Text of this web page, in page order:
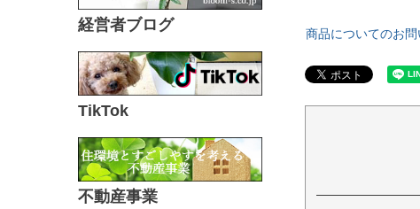
経営者ブログ
TikTok
不動産事業
商品についてのお